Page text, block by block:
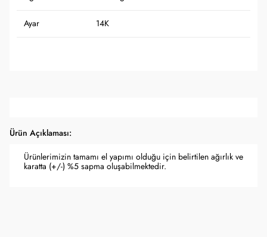
Ayar 14K
Ürün Açıklaması:
Ürünlerimizin tamamı el yapımı olduğu için belirtilen ağırlık ve
karatta (+/-) %5 sapma oluşabilmektedir.